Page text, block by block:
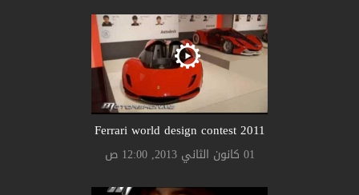
Ferrari world design contest 2011
01 كانون الثاني 2013, 12:00 ص